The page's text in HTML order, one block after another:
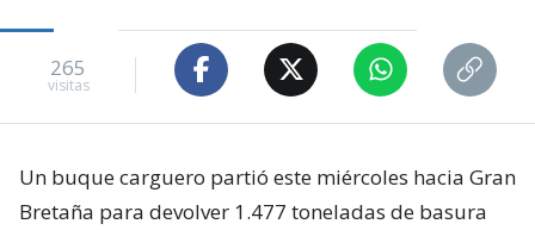
265
visitas
Un buque carguero partió este miércoles hacia Gran
Bretaña para devolver 1.477 toneladas de basura